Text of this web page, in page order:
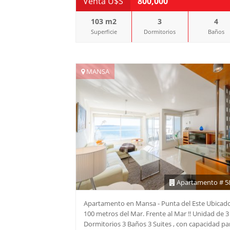
103 m2
Superficie
3
Dormitorios
4
Baños
MANSA
Apartamento #
Apartamento en Mansa - Punta del Este
100 metros del Mar. Frente al Mar !! Unidad de 3
Dormitorios 3 Baños 3 Suites , con capacidad